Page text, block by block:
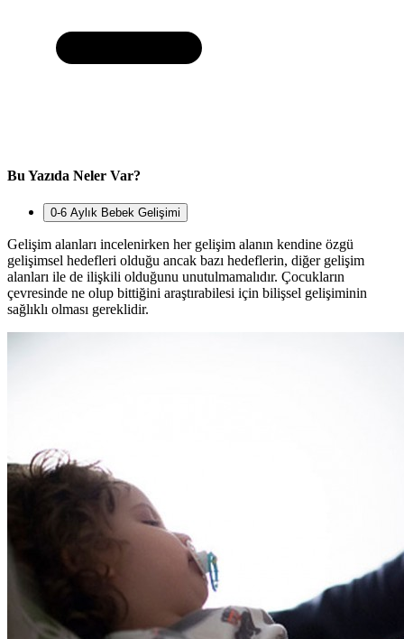
Bu Yazıda Neler Var?
0-6 Aylık Bebek Gelişimi
Gelişim alanları incelenirken her gelişim alanın kendine özgü
gelişimsel hedefleri olduğu ancak bazı hedeflerin, diğer gelişim
alanları ile de ilişkili olduğunu unutulmamalıdır. Çocukların
çevresinde ne olup bittiğini araştırabilesi için bilişsel gelişiminin
sağlıklı olması gereklidir.